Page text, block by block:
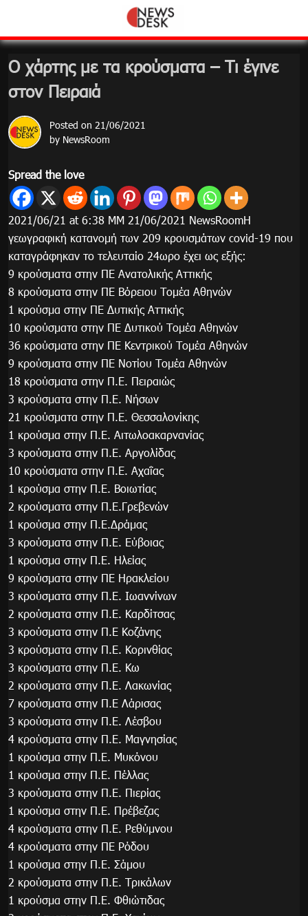
content
Ο χάρτης με τα κρούσματα – Τι έγινε
στον Πειραιά
Posted on 21/06/2021
by NewsRoom
Spread the love
2021/06/21 at 6:38 ΜΜ 21/06/2021 NewsRoomΗ
γεωγραφική κατανομή των 209 κρουσμάτων covid-19 που
καταγράφηκαν το τελευταίο 24ωρο έχει ως εξής:
9 κρούσματα στην ΠΕ Ανατολικής Αττικής
8 κρούσματα στην ΠΕ Βόρειου Τομέα Αθηνών
1 κρούσμα στην ΠΕ Δυτικής Αττικής
10 κρούσματα στην ΠΕ Δυτικού Τομέα Αθηνών
36 κρούσματα στην ΠΕ Κεντρικού Τομέα Αθηνών
9 κρούσματα στην ΠΕ Νοτίου Τομέα Αθηνών
18 κρούσματα στην Π.Ε. Πειραιώς
3 κρούσματα στην Π.Ε. Νήσων
21 κρούσματα στην Π.Ε. Θεσσαλονίκης
1 κρούσμα στην Π.Ε. Αιτωλοακαρνανίας
3 κρούσματα στην Π.Ε. Αργολίδας
10 κρούσματα στην Π.Ε. Αχαΐας
1 κρούσμα στην Π.Ε. Βοιωτίας
2 κρούσματα στην Π.Ε.Γρεβενών
1 κρούσμα στην Π.Ε.Δράμας
3 κρούσματα στην Π.Ε. Εύβοιας
1 κρούσμα στην Π.Ε. Ηλείας
9 κρούσματα στην ΠΕ Ηρακλείου
3 κρούσματα στην Π.Ε. Ιωαννίνων
2 κρούσματα στην Π.Ε. Καρδίτσας
3 κρούσματα στην Π.Ε Κοζάνης
3 κρούσματα στην Π.Ε. Κορινθίας
3 κρούσματα στην Π.Ε. Κω
2 κρούσματα στην Π.Ε. Λακωνίας
7 κρούσματα στην Π.Ε Λάρισας
3 κρούσματα στην Π.Ε. Λέσβου
4 κρούσματα στην Π.Ε. Μαγνησίας
1 κρούσμα στην Π.Ε. Μυκόνου
1 κρούσμα στην Π.Ε. Πέλλας
3 κρούσματα στην Π.Ε. Πιερίας
1 κρούσμα στην Π.Ε. Πρέβεζας
4 κρούσματα στην Π.Ε. Ρεθύμνου
4 κρούσματα στην ΠΕ Ρόδου
1 κρούσμα στην Π.Ε. Σάμου
2 κρούσματα στην Π.Ε. Τρικάλων
1 κρούσμα στην Π.Ε. Φθιώτιδας